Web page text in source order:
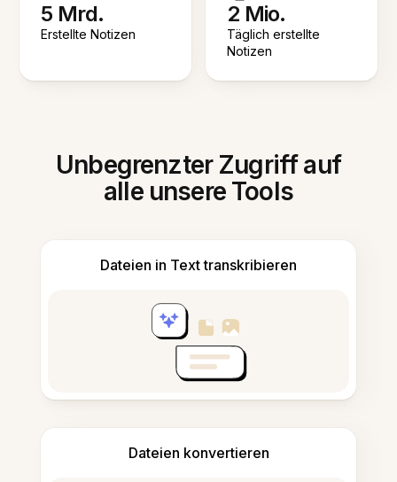
5 Mrd.
Erstellte Notizen
2 Mio.
Täglich erstellte
Notizen
Unbegrenzter Zugriff auf
alle unsere Tools
Dateien in Text transkribieren
Dateien konvertieren